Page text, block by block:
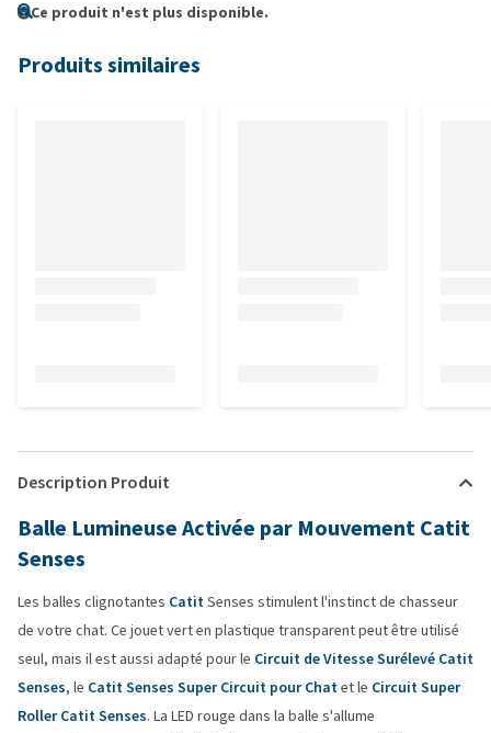
Ce produit n'est plus disponible.
Produits similaires
Description Produit
Balle Lumineuse Activée par Mouvement Catit
Senses
Les balles clignotantes CatitSenses stimulent l'instinct de chasseur
de votre chat. Ce jouet vert en plastique transparent peut être utilisé
seul, mais il est aussi adapté pour le Circuit de Vitesse Surélevé Catit
Senses, le Catit Senses Super Circuit pour Chatet le Circuit Super
Roller Catit Senses. La LED rouge dans la balle s'allume